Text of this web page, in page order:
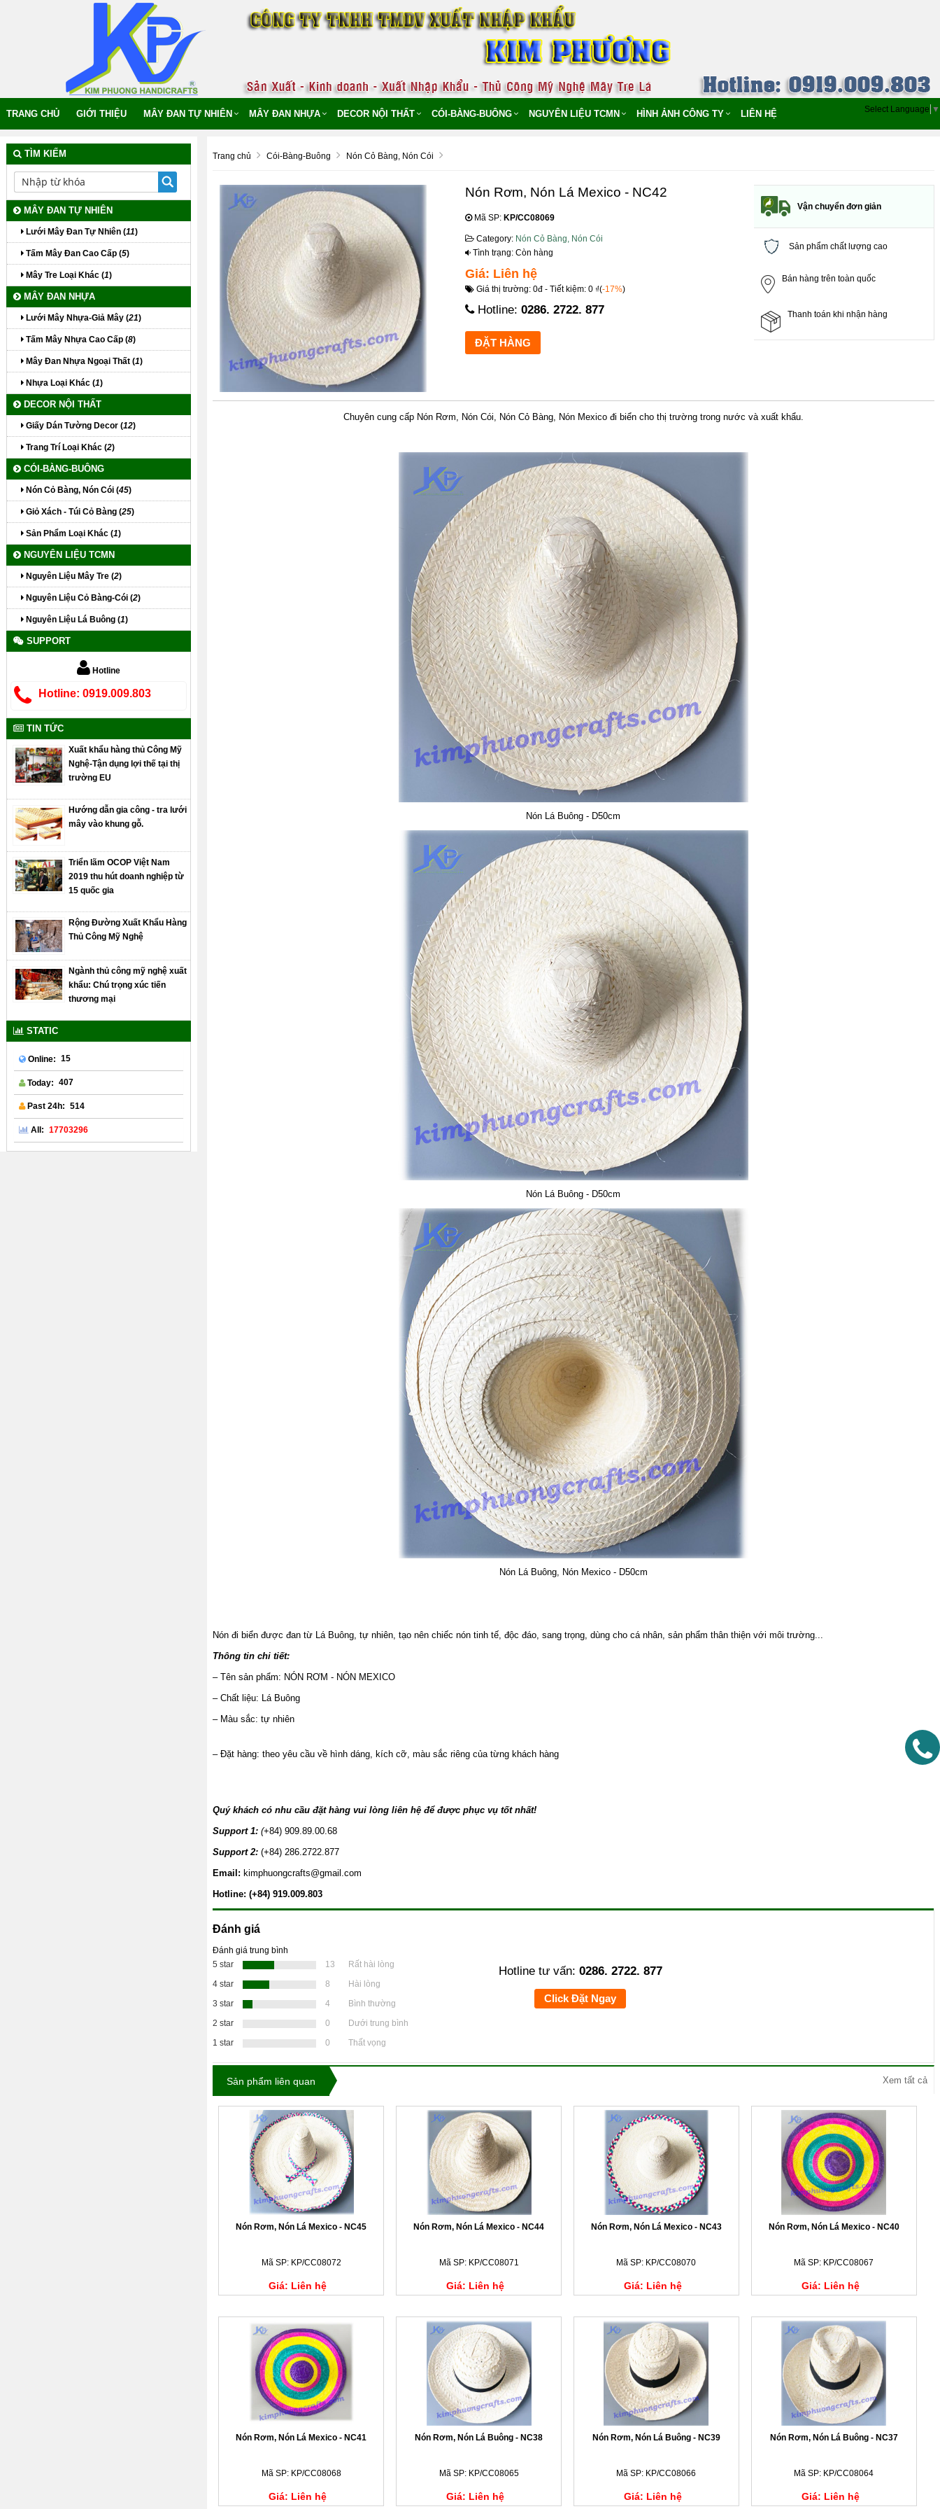
TRANG CHỦ GIỚI THIỆU MÂY ĐAN TỰ NHIÊN MÂY ĐAN NHỰA DECOR NỘI THẤT CÓI-BÀNG-BUÔNG NGUYÊN LIỆU TCMN HÌNH ẢNH CÔNG TY LIÊN HỆ Select Language ▼
Trang chủ Cói-Bàng-Buông Nón Cỏ Bàng, Nón Cói
Nón Rơm, Nón Lá Mexico - NC42
Mã SP: KP/CC08069
Category: Nón Cỏ Bàng, Nón Cói
Tình trạng: Còn hàng
Giá: Liên hệ
Giá thị trường: 0đ - Tiết kiệm: 0 ₫(-17%)
Hotline: 0286. 2722. 877
Vận chuyển đơn giản
Sản phẩm chất lượng cao
Bán hàng trên toàn quốc
Thanh toán khi nhận hàng
Chuyên cung cấp Nón Rơm, Nón Cói, Nón Cỏ Bàng, Nón Mexico đi biển cho thị trường trong nước và xuất khẩu.
Nón Lá Buông - D50cm
Nón Lá Buông - D50cm
Nón Lá Buông, Nón Mexico - D50cm
Nón đi biển được đan từ Lá Buông, tự nhiên, tạo nên chiếc nón tinh tế, độc đáo, sang trọng, dùng cho cá nhân, sản phẩm thân thiện với môi trường...
Thông tin chi tiết:
– Tên sản phẩm: NÓN RƠM - NÓN MEXICO
– Chất liệu: Lá Buông
– Màu sắc: tự nhiên
– Đặt hàng: theo yêu cầu về hình dáng, kích cỡ, màu sắc riêng của từng khách hàng
Quý khách có nhu cầu đặt hàng vui lòng liên hệ để được phục vụ tốt nhất!
Support 1: (+84) 909.89.00.68
Support 2: (+84) 286.2722.877
Email: kimphuongcrafts@gmail.com
Hotline: (+84) 919.009.803
Đánh giá
Đánh giá trung bình
5 star
13
Rất hài lòng
4 star
8
Hài lòng
3 star
4
Bình thường
2 star
0
Dưới trung bình
1 star
0 Thất vọng
Hotline tư vấn: 0286. 2722. 877
Click Đặt Ngay
Sản phẩm liên quan Xem tất cả
Nón Rơm, Nón Lá Mexico - NC45
Mã SP: KP/CC08072
Giá: Liên hệ
Nón Rơm, Nón Lá Mexico - NC44
Mã SP: KP/CC08071
Giá: Liên hệ
Nón Rơm, Nón Lá Mexico - NC43
Mã SP: KP/CC08070
Giá: Liên hệ
Nón Rơm, Nón Lá Mexico - NC40
Mã SP: KP/CC08067
Giá: Liên hệ
Nón Rơm, Nón Lá Mexico - NC41
Mã SP: KP/CC08068
Giá: Liên hệ
Nón Rơm, Nón Lá Buông - NC38
Mã SP: KP/CC08065
Giá: Liên hệ
Nón Rơm, Nón Lá Buông - NC39
Mã SP: KP/CC08066
Giá: Liên hệ
Nón Rơm, Nón Lá Buông - NC37
Mã SP: KP/CC08064
Giá: Liên hệ
TÌM KIẾM
MÂY ĐAN TỰ NHIÊN
Lưới Mây Đan Tự Nhiên (11)
Tấm Mây Đan Cao Cấp (5)
Mây Tre Loại Khác (1)
MÂY ĐAN NHỰA
Lưới Mây Nhựa-Giả Mây (21)
Tấm Mây Nhựa Cao Cấp (8)
Mây Đan Nhựa Ngoại Thất (1)
Nhựa Loại Khác (1)
DECOR NỘI THẤT
Giấy Dán Tường Decor (12)
Trang Trí Loại Khác (2)
CÓI-BÀNG-BUÔNG
Nón Cỏ Bàng, Nón Cói (45)
Giỏ Xách - Túi Cỏ Bàng (25)
Sản Phẩm Loại Khác (1)
NGUYÊN LIỆU TCMN
Nguyên Liệu Mây Tre (2)
Nguyên Liệu Cỏ Bàng-Cói (2)
Nguyên Liệu Lá Buông (1)
SUPPORT
Hotline
Hotline: 0919.009.803
TIN TỨC
Xuất khẩu hàng thủ Công Mỹ
Nghệ-Tận dụng lợi thế tại thị
trường EU
Hướng dẫn gia công - tra lưới
mây vào khung gỗ.
Triển lãm OCOP Việt Nam
2019 thu hút doanh nghiệp từ
15 quốc gia
Rộng Đường Xuất Khẩu Hàng
Thủ Công Mỹ Nghệ
Ngành thủ công mỹ nghệ xuất
khẩu: Chú trọng xúc tiến
thương mại
STATIC
Online: 15
Today: 407
Past 24h: 514
All: 17703296